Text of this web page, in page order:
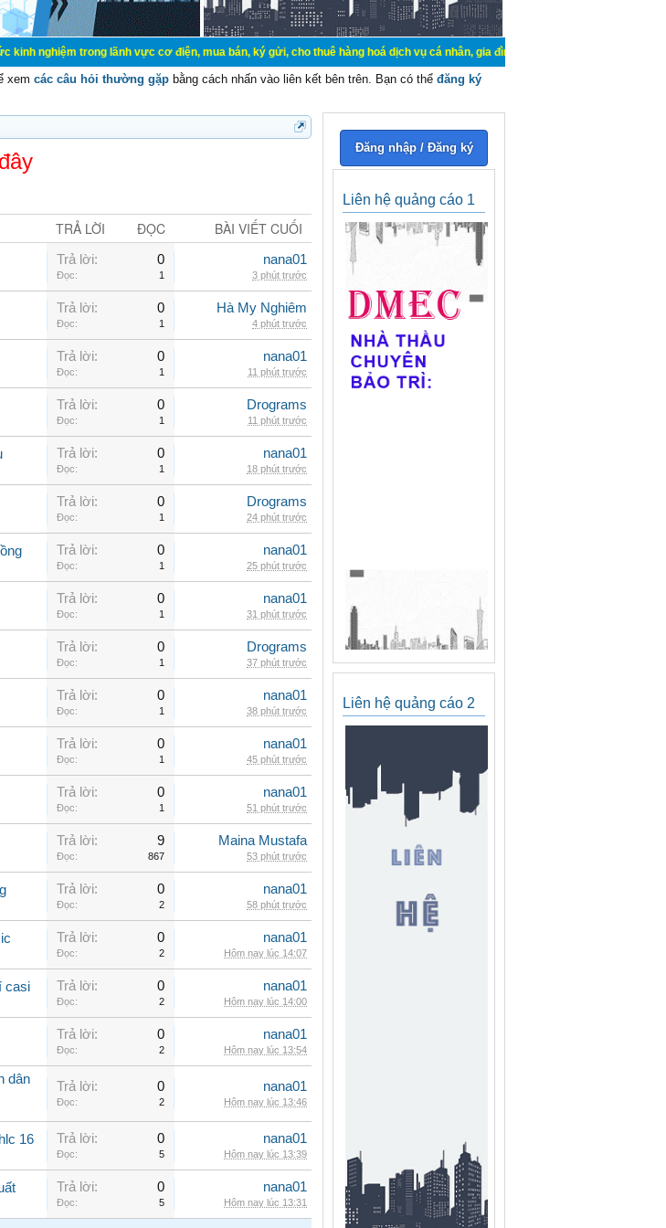
trong lãnh vực cơ điện, mua bán, ký gửi, cho thuê hàng hoá dịch vụ cá nhân, gia đình. Mua bán, ký gửi, cho thuê thiết bị
xem các câu hỏi thường gặp bằng cách nhấn vào liên kết bên trên. Bạn có thể đăng ký
TRẢ LỜI ĐỌC BÀI VIẾT CUỐI
Trả lời: 0
Đọc: 1
nana01
3 phút trước
Trả lời: 0
Đọc: 1
Hà My Nghiêm
4 phút trước
Trả lời: 0
Đọc: 1
nana01
11 phút trước
Trả lời: 0
Đọc: 1
Drograms
11 phút trước
Trả lời: 0
Đọc: 1
nana01
18 phút trước
Trả lời: 0
Đọc: 1
Drograms
24 phút trước
Trả lời: 0
Đọc: 1
nana01
25 phút trước
Trả lời: 0
Đọc: 1
nana01
31 phút trước
Trả lời: 0
Đọc: 1
Drograms
37 phút trước
Trả lời: 0
Đọc: 1
nana01
38 phút trước
Trả lời: 0
Đọc: 1
nana01
45 phút trước
Trả lời: 0
Đọc: 1
nana01
51 phút trước
Trả lời: 9
Đọc: 867
Maina Mustafa
53 phút trước
Trả lời: 0
Đọc: 2
nana01
58 phút trước
Trả lời: 0
Đọc: 2
nana01
Hôm nay lúc 14:07
casi Trả lời: 0
Đọc: 2
nana01
Hôm nay lúc 14:00
Trả lời: 0
Đọc: 2
nana01
Hôm nay lúc 13:54
dân
Trả lời: 0
Đọc: 2
nana01
Hôm nay lúc 13:46
16 Trả lời: 0
Đọc: 5
nana01
Hôm nay lúc 13:39
Trả lời: 0
Đọc: 5
nana01
Hôm nay lúc 13:31
Đăng nhập / Đăng ký
Liên hệ quảng cáo 1
Liên hệ quảng cáo 2